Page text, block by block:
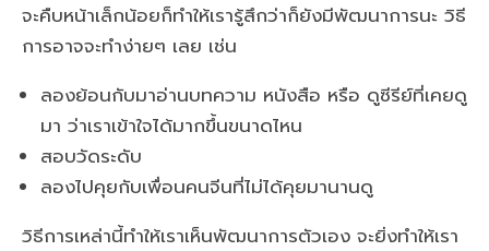
จะคืบหน้าเล็กน้อยก็ทำให้เรารู้สึกว่าก็ยังมีพัฒนาการนะ วิธี
การอาจจะทำง่ายๆ เลย เช่น
ลองย้อนกับมาอ่านบทความ หนังสือ หรือ ดูซีรีย์ที่เคยดู
มา ว่าเราเข้าใจได้มากขึ้นขนาดไหน
สอบวัดระดับ
ลองไปคุยกับเพื่อนคนจีนที่ไม่ได้คุยมานานดู
วิธีการเหล่านี้ทำให้เราเห็นพัฒนาการตัวเอง จะยิ่งทำให้เรา